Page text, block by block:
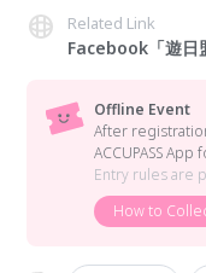
Related Link
Facebook「遊日
Offline Event
After
ACCUPASS
Entry rules are
How to